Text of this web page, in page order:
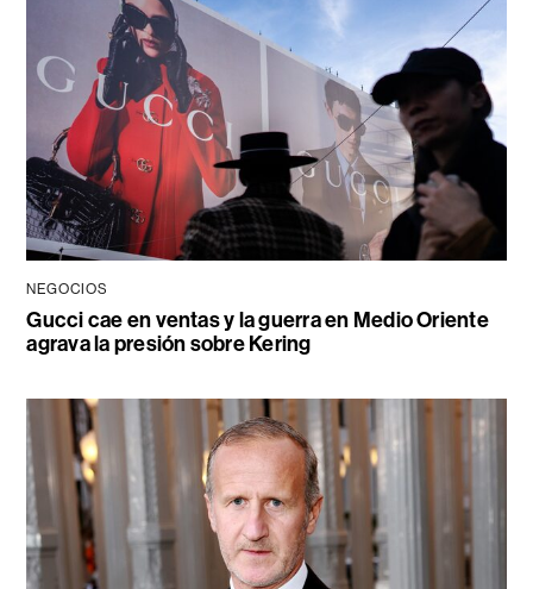
NEGOCIOS
Gucci cae en ventas y la guerra en Medio Oriente
agrava la presión sobre Kering